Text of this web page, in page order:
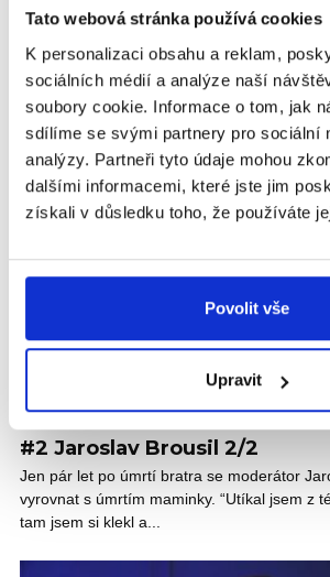
Tato webová stránka používá cookies
K personalizaci obsahu a reklam,
sociálních médií a analýze naší
soubory cookie. Informace o tom, jak
sdílíme se svými partnery pro sociální
analýzy. Partneři tyto údaje mohou
dalšími informacemi, které jste jim
získali v důsledku toho, že používáte
Povolit vše
Upravit
předejít? Poradí Jitka Barlová.
Jak správně doma nastavit komunikaci o
vypořádat s nedostatkem času a pozornosti
sourozence ze strany rodičů? Ve...
VIDEO
#2 Jaroslav Brousil 2/2
Jen pár let po úmrtí bratra se moderátor
vyrovnat s úmrtím maminky. “Utíkal jsem z
tam jsem si klekl a...